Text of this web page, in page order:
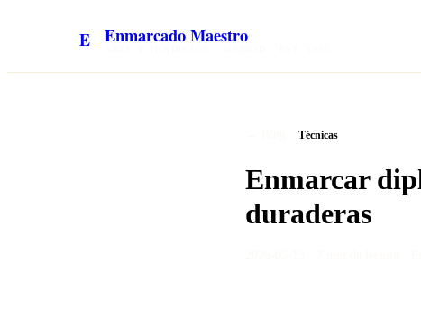
E Enmarcado Maestro
Técnicas
Enmarcar
duraderas